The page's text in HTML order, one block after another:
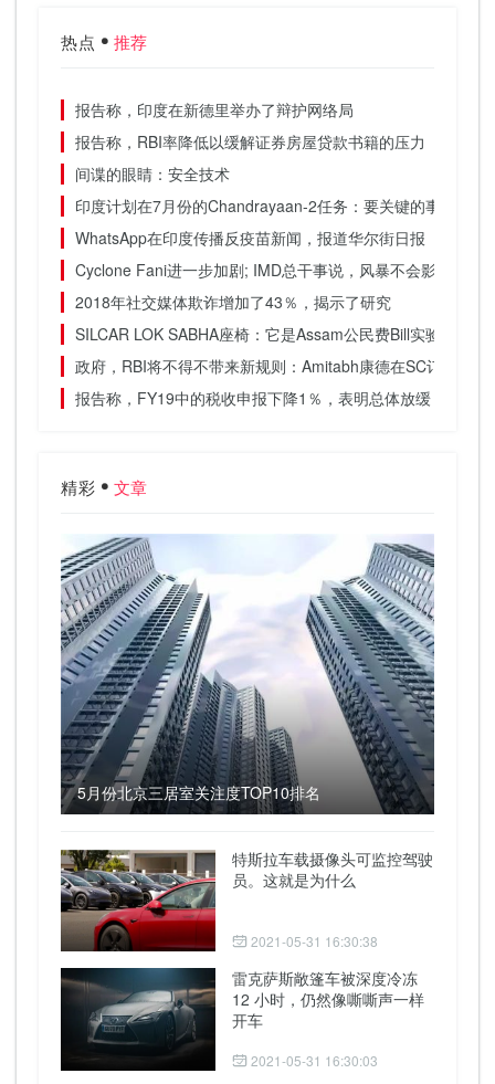
热点 推荐
报告称，印度在新德里举办了辩护网络局
报告称，RBI率降低以缓解证券房屋贷款书籍的压力
间谍的眼睛：安全技术
印度计划在7月份的Chandrayaan-2任务：要关键的事情
WhatsApp在印度传播反疫苗新闻，报道华尔街日报
Cyclone Fani进一步加剧; IMD总干事说，风暴不会影响季风
2018年社交媒体欺诈增加了43％，揭示了研究
SILCAR LOK SABHA座椅：它是Assam公民费Bill实验室的优
政府，RBI将不得不带来新规则：Amitabh康德在SC订单上于
报告称，FY19中的税收申报下降1％，表明总体放缓
精彩 文章
5月份北京三居室关注度TOP10排名
特斯拉车载摄像头可监控驾驶
员。这就是为什么
2021-05-31 16:30:38
雷克萨斯敞篷车被深度冷冻
12 小时，仍然像嘶嘶声一样
开车
2021-05-31 16:30:03